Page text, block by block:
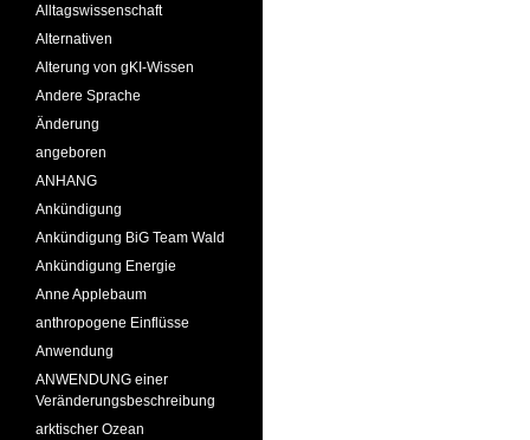
Alltagswissenschaft
Alternativen
Alterung von gKI-Wissen
Andere Sprache
Änderung
angeboren
ANHANG
Ankündigung
Ankündigung BiG Team Wald
Ankündigung Energie
Anne Applebaum
anthropogene Einflüsse
Anwendung
ANWENDUNG einer
Veränderungsbeschreibung
arktischer Ozean